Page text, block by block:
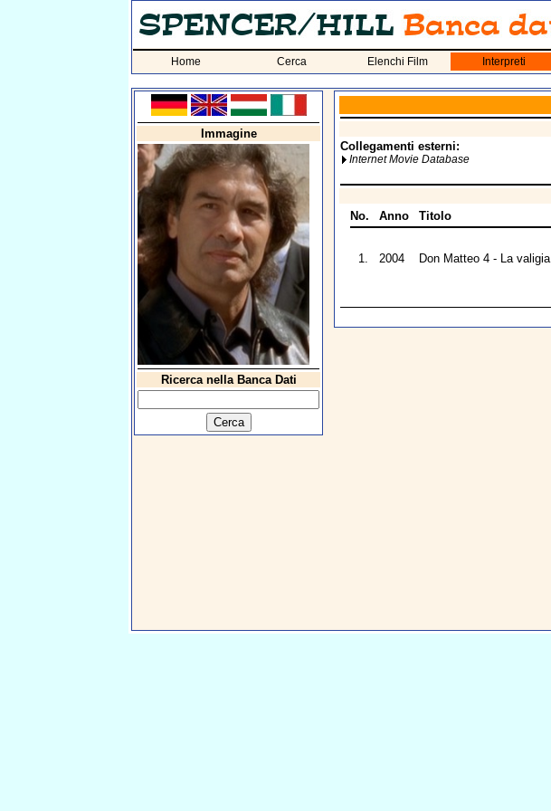
Home Cerca Elenchi Film Interpreti
Immagine
Ricerca nella Banca Dati
Collegamenti esterni:
Internet Movie Database
No.
Anno Titolo
1. 2004 Don Matteo 4 - La valigia